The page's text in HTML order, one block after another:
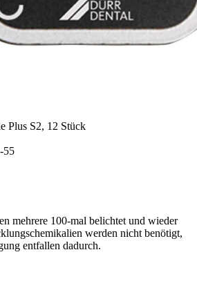
55
mehrere 100-mal belichtet und wieder
werden nicht benötigt,
entfallen dadurch.